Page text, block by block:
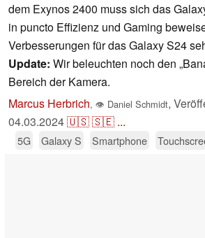
dem Exynos 2400 muss sich das
in puncto Effizienz und Gaming
Verbesserungen für das Galaxy S24
Update: Wir beleuchten noch den
Bereich der Kamera.
Marcus Herbrich, 👁 Daniel Schmidt,
04.03.2024🇺🇸🇸🇪 ...
5G Galaxy S Smartphone